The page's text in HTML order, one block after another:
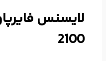
لایسنس
2100